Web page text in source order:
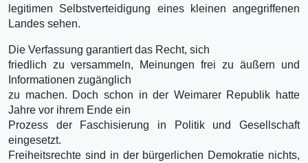
legitimen Selbstverteidigung eines kleinen angegriffenen
Landes sehen.
Die Verfassung garantiert das Recht, sich
friedlich zu versammeln, Meinungen frei zu äußern und
Informationen zugänglich
zu machen. Doch schon in der Weimarer Republik hatte
Jahre vor ihrem Ende ein
Prozess der Faschisierung in Politik und Gesellschaft
eingesetzt.
Freiheitsrechte sind in der bürgerlichen Demokratie nichts,